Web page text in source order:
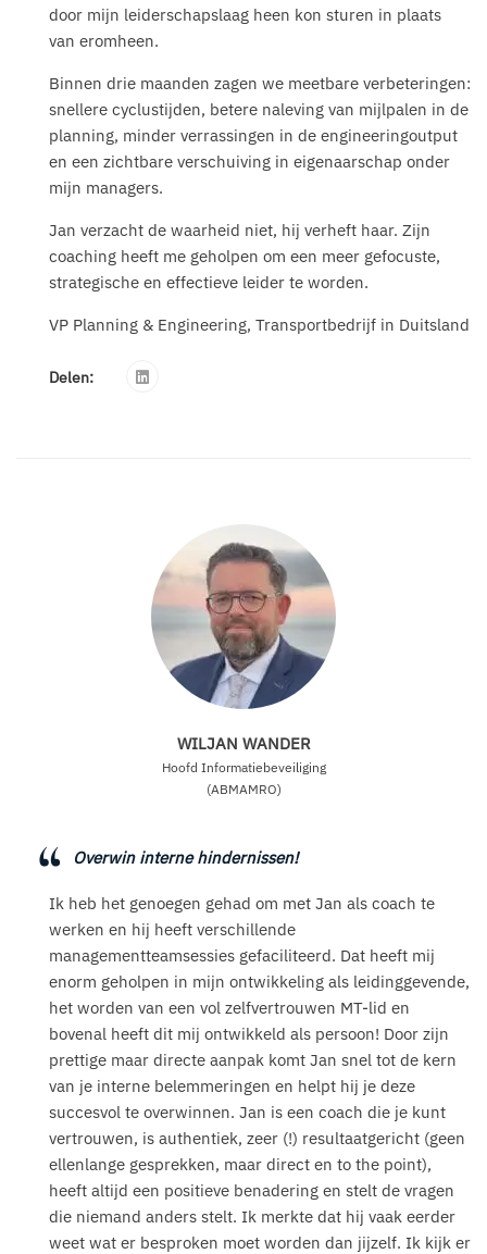
door mijn leiderschapslaag heen kon sturen in plaats
van eromheen.
Binnen drie maanden zagen we meetbare verbeteringen:
snellere cyclustijden, betere naleving van mijlpalen in de
planning, minder verrassingen in de engineeringoutput
en een zichtbare verschuiving in eigenaarschap onder
mijn managers.
Jan verzacht de waarheid niet, hij verheft haar. Zijn
coaching heeft me geholpen om een meer gefocuste,
strategische en effectieve leider te worden.
VP Planning & Engineering, Transportbedrijf in Duitsland
Delen:
WILJAN WANDER
Hoofd Informatiebeveiliging
(ABMAMRO)
Overwin interne hindernissen!
Ik heb het genoegen gehad om met Jan als coach te
werken en hij heeft verschillende
managementteamsessies gefaciliteerd. Dat heeft mij
enorm geholpen in mijn ontwikkeling als leidinggevende,
het worden van een vol zelfvertrouwen MT-lid en
bovenal heeft dit mij ontwikkeld als persoon! Door zijn
prettige maar directe aanpak komt Jan snel tot de kern
van je interne belemmeringen en helpt hij je deze
succesvol te overwinnen. Jan is een coach die je kunt
vertrouwen, is authentiek, zeer (!) resultaatgericht (geen
ellenlange gesprekken, maar direct en to the point),
heeft altijd een positieve benadering en stelt de vragen
die niemand anders stelt. Ik merkte dat hij vaak eerder
weet wat er besproken moet worden dan jijzelf. Ik kijk er